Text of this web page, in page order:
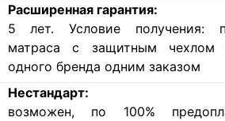
Расширенная гарантия:
5 лет. Условие получения:
матраса с защитным чехлом
одного бренда одним заказом
Нестандарт:
возможен, по 100%